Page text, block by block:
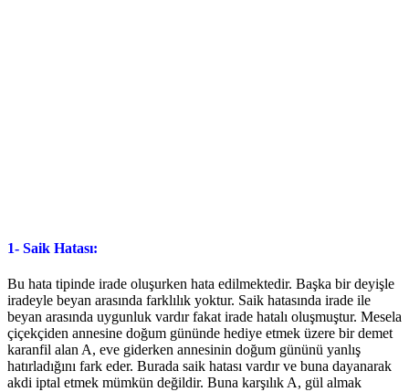
1- Saik Hatası:
Bu hata tipinde irade oluşurken hata edilmektedir. Başka bir deyişle
iradeyle beyan arasında farklılık yoktur. Saik hatasında irade ile
beyan arasında uygunluk vardır fakat irade hatalı oluşmuştur. Mesela
çiçekçiden annesine doğum gününde hediye etmek üzere bir demet
karanfil alan A, eve giderken annesinin doğum gününü yanlış
hatırladığını fark eder. Burada saik hatası vardır ve buna dayanarak
akdi iptal etmek mümkün değildir. Buna karşılık A, gül almak